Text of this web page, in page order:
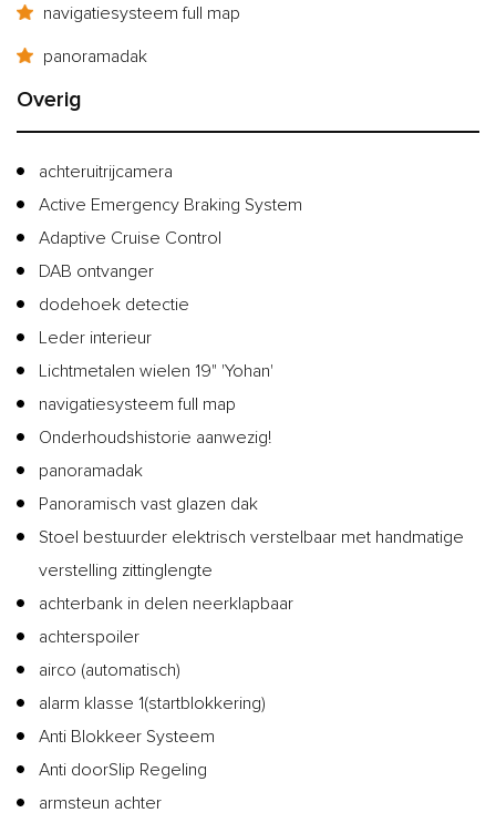
navigatiesysteem full map
panoramadak
Overig
achteruitrijcamera
Active Emergency Braking System
Adaptive Cruise Control
DAB ontvanger
dodehoek detectie
Leder interieur
Lichtmetalen wielen 19" 'Yohan'
navigatiesysteem full map
Onderhoudshistorie aanwezig!
panoramadak
Panoramisch vast glazen dak
Stoel bestuurder elektrisch verstelbaar met handmatige
verstelling zittinglengte
achterbank in delen neerklapbaar
achterspoiler
airco (automatisch)
alarm klasse 1(startblokkering)
Anti Blokkeer Systeem
Anti doorSlip Regeling
armsteun achter